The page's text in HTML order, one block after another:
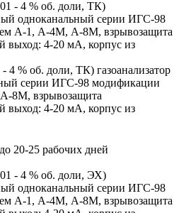
% об. доли, ТК) газоанализатор
серии ИГС-98 модификации
8М, взрывозащита
выход: 4-20 мА, корпус из
20-25 рабочих дней